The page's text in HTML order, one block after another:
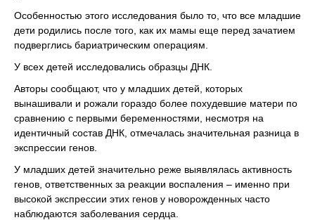
Особенностью этого исследования было то, что все младшие
дети родились после того, как их мамы еще перед зачатием
подверглись бариатрическим операциям.
У всех детей исследовались образцы ДНК.
Авторы сообщают, что у младших детей, которых
вынашивали и рожали гораздо более похудевшие матери по
сравнению с первыми беременностями, несмотря на
идентичный состав ДНК, отмечалась значительная разница в
экспрессии генов.
У младших детей значительно реже выявлялась активность
генов, ответственных за реакции воспаления – именно при
высокой экспрессии этих генов у новорожденных часто
наблюдаются заболевания сердца.